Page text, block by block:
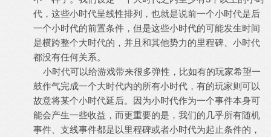
代，这些小时代呈线性排列，也就是说前一个小时代是后
一个小时代的前置条件，但是这些小时代的可能发生时间
是横跨整个大时代的，并且和其他势力的里程碑、小时代
都没有任何关系。
小时代可以给游戏带来很多弹性，比如有的玩家希望一
鼓作气完成一个大时代内的所有小时代，有的玩家则可以
故意将某个小时代延后。因为小时代作为一个事件本身可
能会产生一些收益，而更重要的是，我们的几乎所有随机
事件、支线事件都是以里程碑或者小时代为起止条件的，